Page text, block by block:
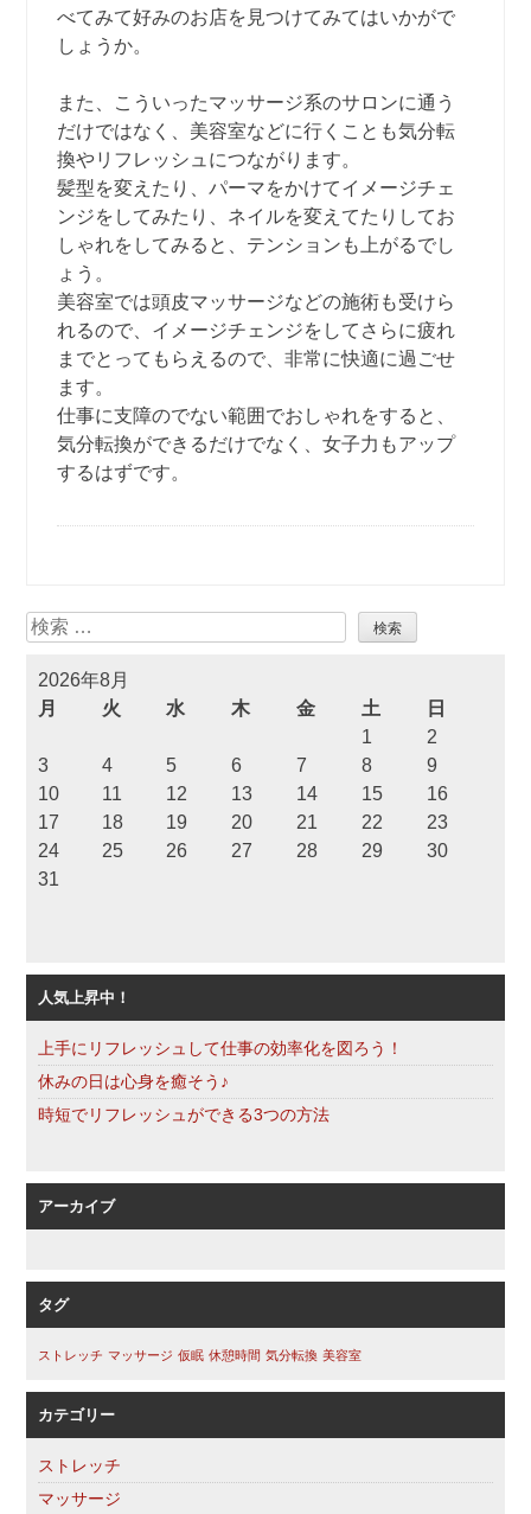
べてみて好みのお店を見つけてみてはいかがで
しょうか。
また、こういったマッサージ系のサロンに通う
だけではなく、美容室などに行くことも気分転
換やリフレッシュにつながります。
髪型を変えたり、パーマをかけてイメージチェ
ンジをしてみたり、ネイルを変えてたりしてお
しゃれをしてみると、テンションも上がるでし
ょう。
美容室では頭皮マッサージなどの施術も受けら
れるので、イメージチェンジをしてさらに疲れ
までとってもらえるので、非常に快適に過ごせ
ます。
仕事に支障のでない範囲でおしゃれをすると、
気分転換ができるだけでなく、女子力もアップ
するはずです。
検
2026年8月
月
火 水 木 金 土
日
1
2
3
4 5 6 7 8
9
10
11 12 13 14 15
16
17
18 19 20 21 22
23
24
25 26 27 28 29
30
31
人気上昇中！
上手にリフレッシュして仕事の効率化を図ろう！
休みの日は心身を癒そう♪
時短でリフレッシュができる3つの方法
アーカイブ
タグ
ストレッチ マッサージ 仮眠 休憩時間 気分転換 美容室
カテゴリー
ストレッチ
マッサージ